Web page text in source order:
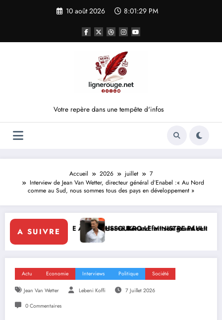
10 août 2026 8:01:29 PM
Votre repère dans une tempête d'infos
Accueil 2026 juillet
7
Interview de Jean Van Wetter, directeur général d’Enabel :« Au Nord
comme au Sud, nous sommes tous des pays en développement »
A SUIVRE
YAMOUSSOUKRO:LE MINISTRE PAULIN CLAUDE DANHO
Hervé Renard fait son grand retour à la tête des Éléphants
Actu Economie Interviews Politique Société
Jean Van Wetter Lebeni Koffi 7 Juillet 2026
0 Commentaires